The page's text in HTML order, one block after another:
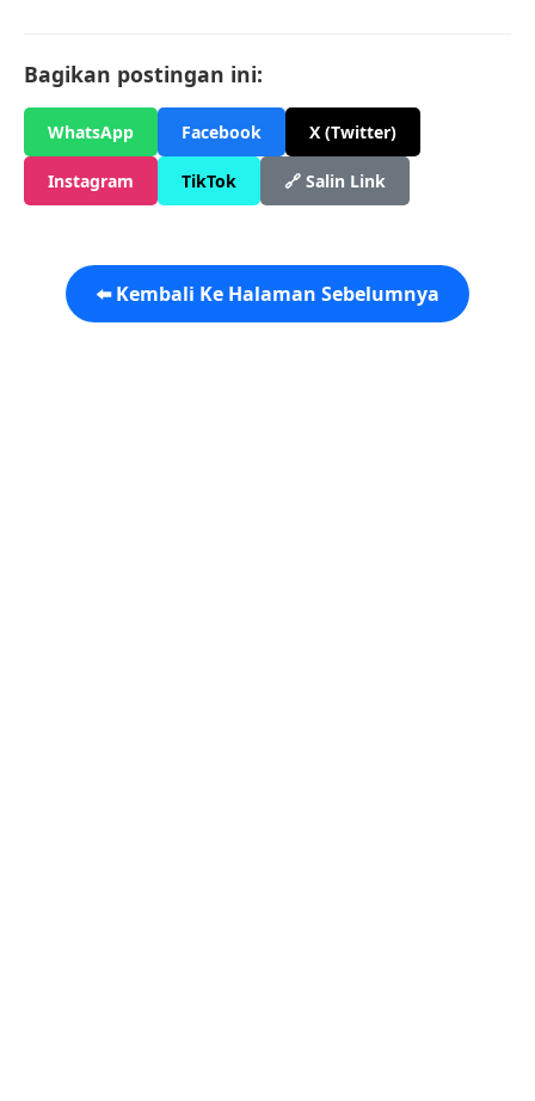
Bagikan postingan ini:
WhatsApp Facebook X (Twitter)
Instagram TikTok 🔗 Salin Link
⬅️ Kembali Ke Halaman Sebelumnya